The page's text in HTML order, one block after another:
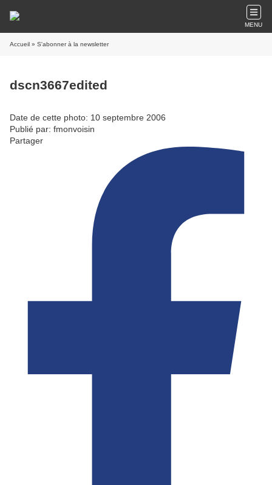
MENU
Accueil » S'abonner à la newsletter
dscn3667edited
Date de cette photo: 10 septembre 2006
Publié par: fmonvoisin
Partager